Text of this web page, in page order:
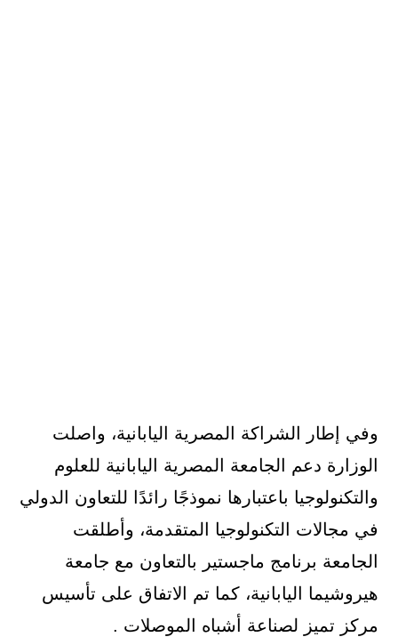
وفي إطار الشراكة المصرية اليابانية، واصلت
الوزارة دعم الجامعة المصرية اليابانية للعلوم
والتكنولوجيا باعتبارها نموذجًا رائدًا للتعاون الدولي
في مجالات التكنولوجيا المتقدمة، وأطلقت
الجامعة برنامج ماجستير بالتعاون مع جامعة
هيروشيما اليابانية، كما تم الاتفاق على تأسيس
مركز تميز لصناعة أشباه الموصلات .